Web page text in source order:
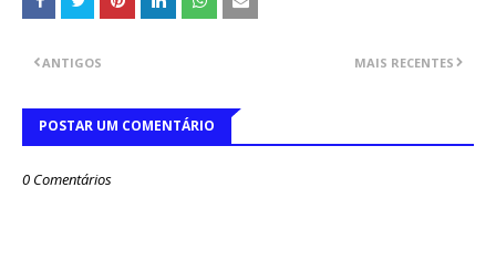
MAIS RECENTES
ANTIGOS
POSTAR UM COMENTÁRIO
0 Comentários